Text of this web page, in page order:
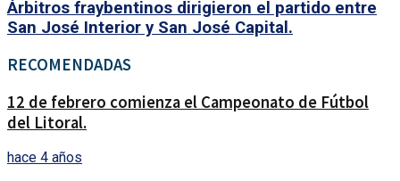
Árbitros fraybentinos dirigieron el partido entre
San José Interior y San José Capital.
RECOMENDADAS
12 de febrero comienza el Campeonato de Fútbol
del Litoral.
hace 4 años